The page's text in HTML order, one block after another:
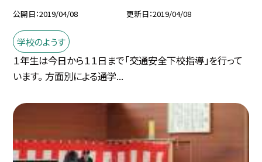
公開日 2019/04/08 更新日 2019/04/08
学校のようす
１年生は今日から１１日まで「交通安全下校指導」を行って
います。 方面別による通学...